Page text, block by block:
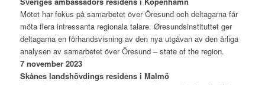
Mötet har fokus på samarbetet över Öresund och deltagarna får
möta flera intressanta regionala talare. Øresundsinstituttet ger
deltagarna en förhandsvisning av den nya utgåvan av den årliga
analysen av samarbetet över Öresund – state of the region.
7 november 2023
Skånes landshövdings residens i Malmö